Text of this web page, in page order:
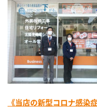
《当店の新型コロナ感染